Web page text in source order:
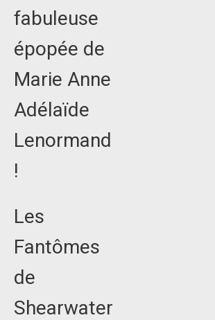
fabuleuse
épopée de
Marie Anne
Adélaïde
Lenormand
!
Les
Fantômes
de
Shearwater